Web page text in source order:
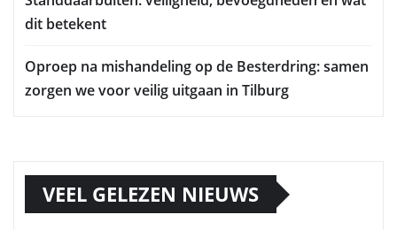
dit betekent
Oproep na mishandeling op de Besterdring: samen
zorgen we voor veilig uitgaan in Tilburg
VEEL GELEZEN NIEUWS